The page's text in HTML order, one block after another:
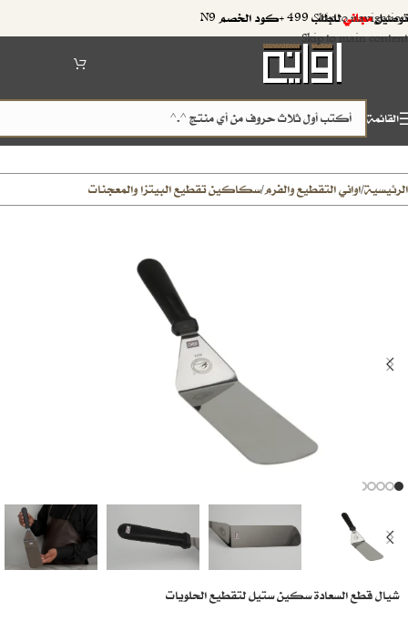
Skip to navigation
Skip to main content
توصيلمجانيللطلب 499 +كود الخصم N9
القائمة
الرئيسية/اواني التقطيع والفرم/سكاكين تقطيع البيتزا والمعجنات
شيال قطع السعادة سكين ستيل لتقطيع الحلويات